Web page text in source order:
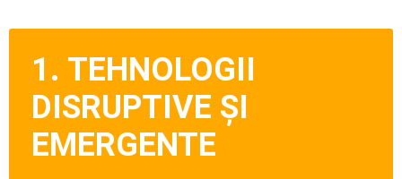
1. TEHNOLOGII
DISRUPTIVE ȘI
EMERGENTE